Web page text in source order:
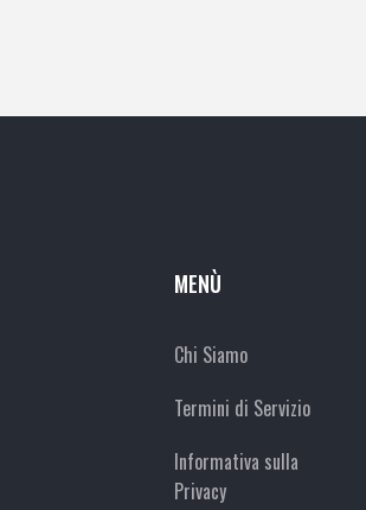
MENÙ
Chi Siamo
Termini di Servizio
Informativa sulla
Privacy